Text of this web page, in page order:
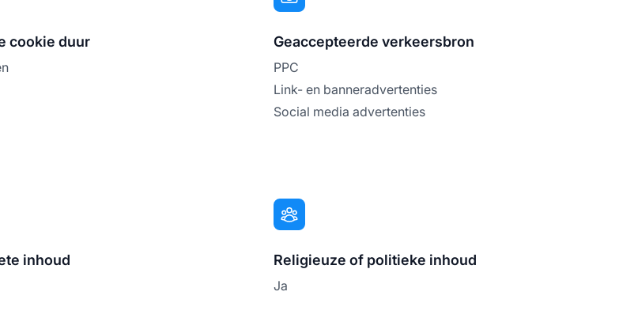
cookie duur Geaccepteerde verkeersbron
PPC
Link- en banneradvertenties
Social media advertenties
inhoud Religieuze of politieke inhoud
Ja